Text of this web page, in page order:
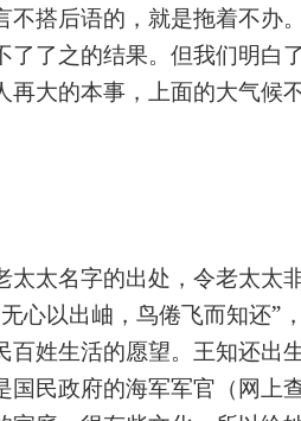
不搭后语的，就是拖着不办
了了之的结果。但我们明白
再大的本事，上面的大气候
太太名字的出处，令老太太
心以出岫，鸟倦飞而知还”
姓生活的愿望。王知还出
民政府的海军军官（网上